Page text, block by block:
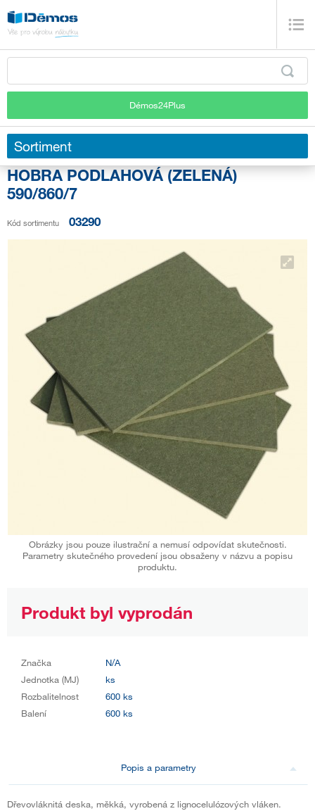
Démos24Plus
Sortiment
HOBRA PODLAHOVÁ (ZELENÁ)
590/860/7
Kód sortimentu 03290
Obrázky jsou pouze ilustrační a nemusí odpovídat skutečnosti.
Parametry skutečného provedení jsou obsaženy v názvu a popisu
produktu.
Produkt byl vyprodán
Značka
N/A
Jednotka (MJ)
ks
Rozbalitelnost
600 ks
Balení
600 ks
Popis a parametry
Dřevovláknitá deska, měkká, vyrobená z lignocelulózových vláken.